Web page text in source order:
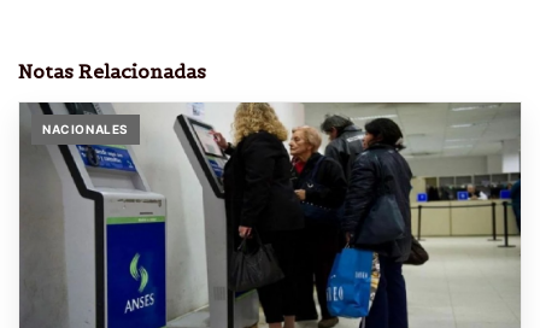
Notas Relacionadas
NACIONALES